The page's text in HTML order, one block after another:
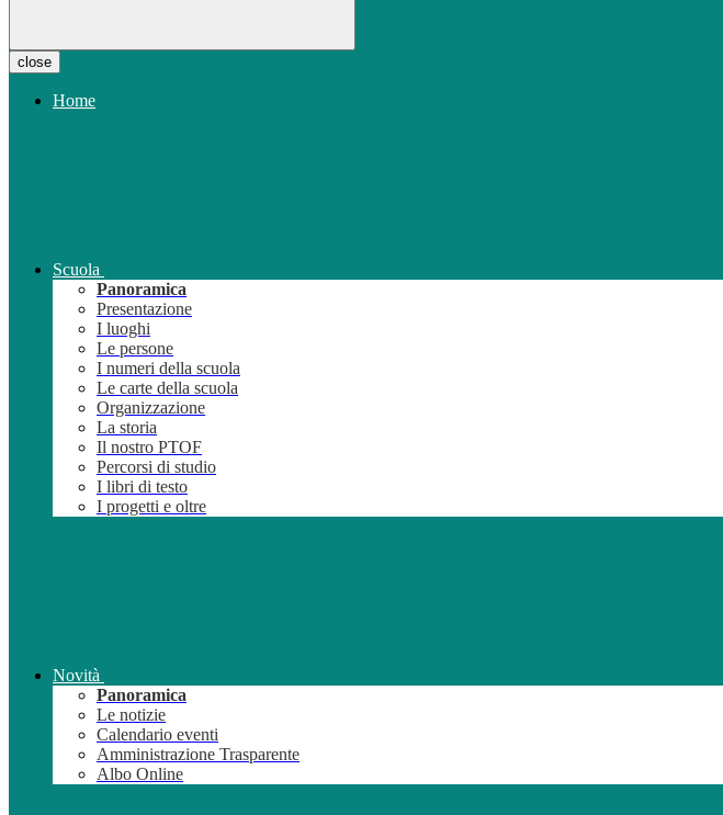
close
Home
Scuola
Panoramica
Presentazione
I luoghi
Le persone
I numeri della scuola
Le carte della scuola
Organizzazione
La storia
Il nostro PTOF
Percorsi di studio
I libri di testo
I progetti e oltre
Novità
Panoramica
Le notizie
Calendario eventi
Amministrazione Trasparente
Albo Online